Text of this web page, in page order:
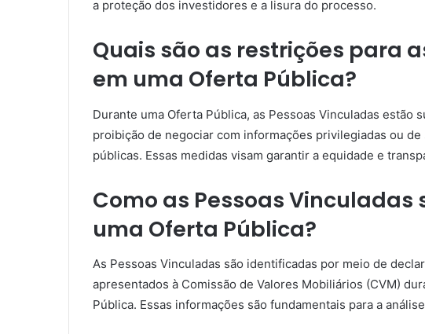
a proteção dos investidores e a lisura do processo.
Quais são as restrições para
em uma Oferta Pública?
Durante uma Oferta Pública, as Pessoas Vinculadas estão
proibição de negociar com informações privilegiadas ou
públicas. Essas medidas visam garantir a equidade e
Como as Pessoas
uma Oferta Pública?
As Pessoas Vinculadas são identificadas por meio de
apresentados à Comissão de Valores Mobiliários (CVM)
Pública. Essas informações são fundamentais para a